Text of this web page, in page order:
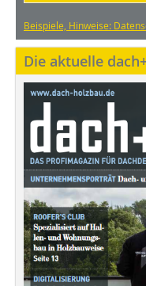
Beispiele, Hinweise:
Die aktuelle